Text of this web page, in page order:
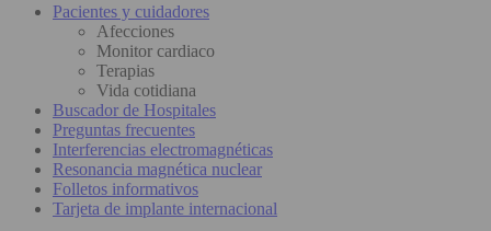
Pacientes y cuidadores
Afecciones
Monitor cardiaco
Terapias
Vida cotidiana
Buscador de Hospitales
Preguntas frecuentes
Interferencias electromagnéticas
Resonancia magnética nuclear
Folletos informativos
Tarjeta de implante internacional